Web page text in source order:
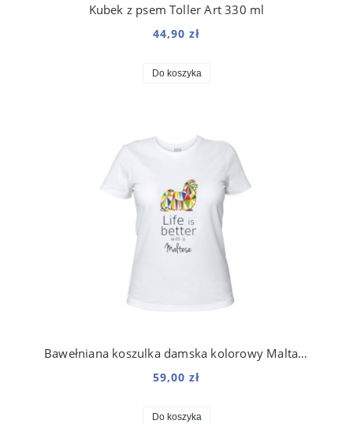
Kubek z psem Toller Art 330 ml
44,90 zł
Do koszyka
Bawełniana koszulka damska kolorowy Maltańczyk
59,00 zł
Do koszyka